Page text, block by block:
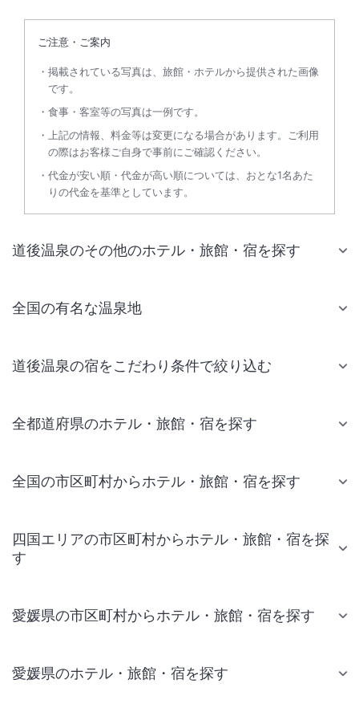
ご注意・ご案内
掲載されている写真は、旅館・ホテルから提供された画像
です。
食事・客室等の写真は一例です。
上記の情報、料金等は変更になる場合があります。ご利用
の際はお客様ご自身で事前にご確認ください。
代金が安い順・代金が高い順については、おとな1名あた
りの代金を基準としています。
道後温泉のその他のホテル・旅館・宿を探す
全国の有名な温泉地
道後温泉の宿をこだわり条件で絞り込む
全都道府県のホテル・旅館・宿を探す
全国の市区町村からホテル・旅館・宿を探す
四国エリアの市区町村からホテル・旅館・宿を探
す
愛媛県の市区町村からホテル・旅館・宿を探す
愛媛県のホテル・旅館・宿を探す